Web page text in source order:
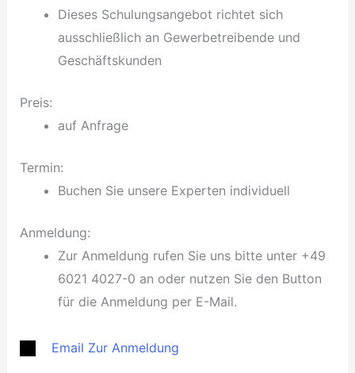
Dieses Schulungsangebot richtet sich
ausschließlich an Gewerbetreibende und
Geschäftskunden
Preis:
auf Anfrage
Termin:
Buchen Sie unsere Experten individuell
Anmeldung:
Zur Anmeldung rufen Sie uns bitte unter +49
6021 4027-0 an oder nutzen Sie den Button
für die Anmeldung per E-Mail.
Email Zur Anmeldung